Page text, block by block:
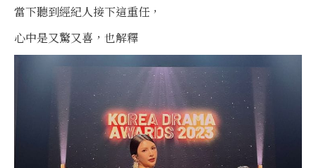
當下聽到經紀人接下這重任，
心中是又驚又喜，也解釋